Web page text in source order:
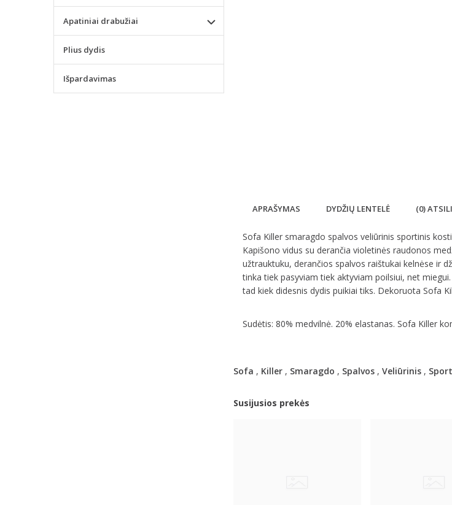
APRAŠYMAS DYDŽIŲ LENTELĖ (0)
Sofa Killer smaragdo spalvos veliūrinis sportinis
Kapišono vidus su derančia violetinės raudonos
užtrauktuku, derančios spalvos raištukai kelnėse ir
tinka tiek pasyviam tiek aktyviam poilsiui, net
tad kiek didesnis dydis puikiai tiks. Dekoruota Sofa
Sudėtis: 80% medvilnė. 20% elastanas. Sofa Killer
Sofa , Killer, Smaragdo , Spalvos, Veliūrinis,
Susijusios prekės
Apatiniai drabužiai
Plius dydis
Išpardavimas